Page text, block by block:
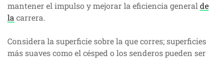
mantener el impulso y mejorar la eficiencia generalde
lacarrera.
Considera la superficie sobre la que corres; superficies
más suaves como el césped o los senderos pueden ser